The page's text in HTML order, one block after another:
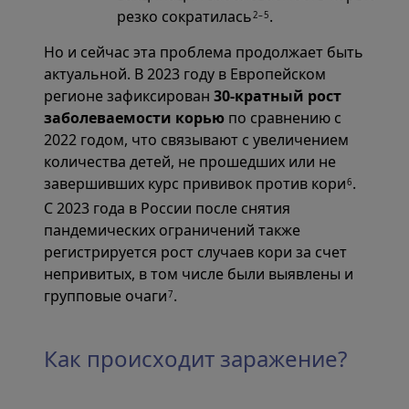
резко сократилась2–5.
Но и сейчас эта проблема продолжает быть
актуальной. В 2023 году в Европейском
регионе зафиксирован 30-кратный рост
заболеваемости корью по сравнению с
2022 годом, что связывают с увеличением
количества детей, не прошедших или не
завершивших курс прививок против кори6.
С 2023 года в России после снятия
пандемических ограничений также
регистрируется рост случаев кори за счет
непривитых, в том числе были выявлены и
групповые очаги7.
Как происходит заражение?